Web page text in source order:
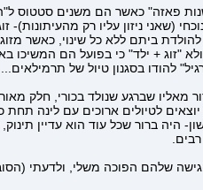
פאזה" כאשר הם משנים סטטוס
(שאני ניזון עליו רק מהעיתונות)-
ביתם ללא כל שינוי, כאשר
"זוג + ילד" כי בפועל הם המשיכו
להודו בסגנון טיול של תרמילאים...
מאליו שברגע שנולד בכורי, חלק
לטיולים ארוכים עם לינה תחת
היה ברור שכל עוד הוא עדיין
שלהם הפוכה משלי, ולדעתי